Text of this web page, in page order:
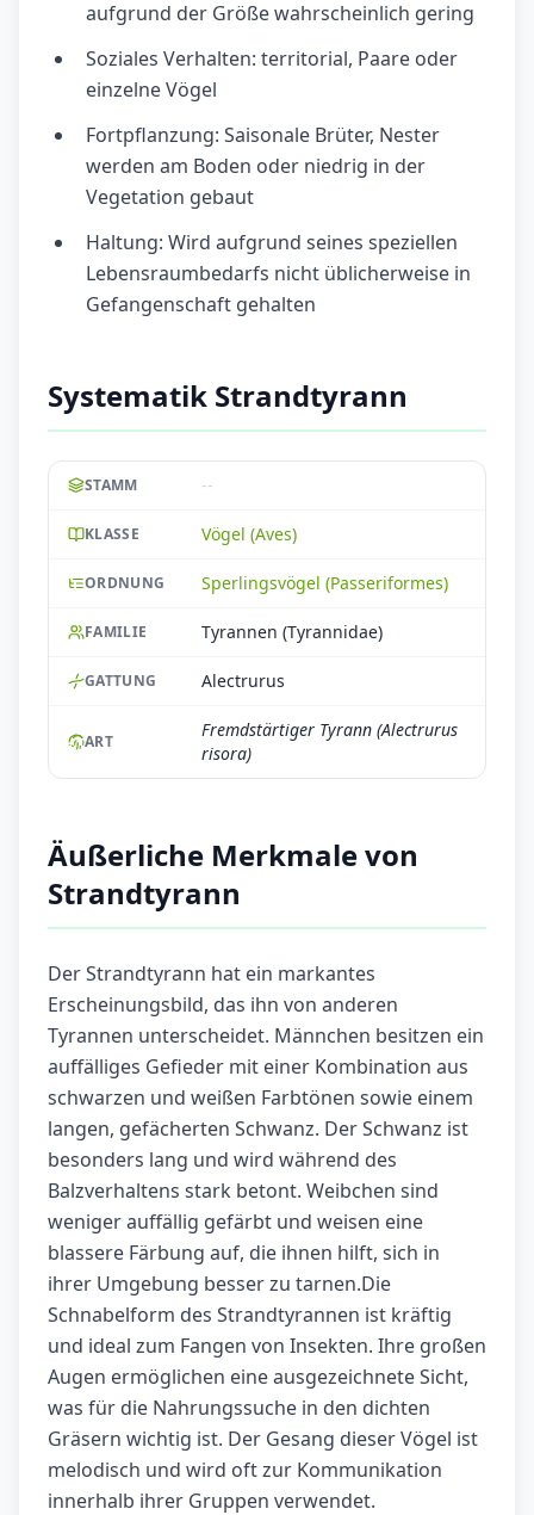
aufgrund der Größe wahrscheinlich gering
Soziales Verhalten: territorial, Paare oder
einzelne Vögel
Fortpflanzung: Saisonale Brüter, Nester
werden am Boden oder niedrig in der
Vegetation gebaut
Haltung: Wird aufgrund seines speziellen
Lebensraumbedarfs nicht üblicherweise in
Gefangenschaft gehalten
Systematik Strandtyrann
STAMM --
KLASSE Vögel (Aves)
ORDNUNG Sperlingsvögel (Passeriformes)
FAMILIE Tyrannen (Tyrannidae)
GATTUNG Alectrurus
ART
Fremdstärtiger Tyrann (Alectrurus
risora)
Äußerliche Merkmale von
Strandtyrann
Der Strandtyrann hat ein markantes
Erscheinungsbild, das ihn von anderen
Tyrannen unterscheidet. Männchen besitzen ein
auffälliges Gefieder mit einer Kombination aus
schwarzen und weißen Farbtönen sowie einem
langen, gefächerten Schwanz. Der Schwanz ist
besonders lang und wird während des
Balzverhaltens stark betont. Weibchen sind
weniger auffällig gefärbt und weisen eine
blassere Färbung auf, die ihnen hilft, sich in
ihrer Umgebung besser zu tarnen.Die
Schnabelform des Strandtyrannen ist kräftig
und ideal zum Fangen von Insekten. Ihre großen
Augen ermöglichen eine ausgezeichnete Sicht,
was für die Nahrungssuche in den dichten
Gräsern wichtig ist. Der Gesang dieser Vögel ist
melodisch und wird oft zur Kommunikation
innerhalb ihrer Gruppen verwendet.